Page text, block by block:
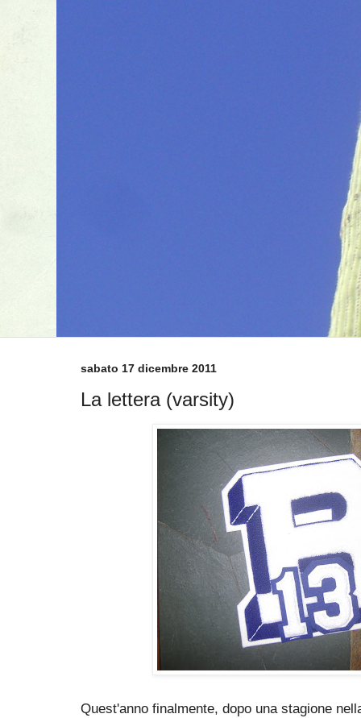
sabato 17 dicembre 2011
La lettera (varsity)
Quest'anno finalmente, dopo una stagione